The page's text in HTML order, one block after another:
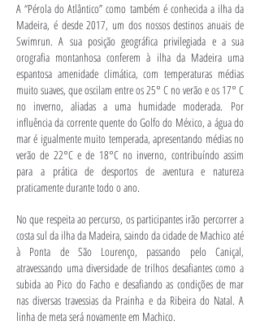
A “Pérola do Atlântico” como também é conhecida a ilha da
Madeira, é desde 2017, um dos nossos destinos anuais de
Swimrun. A sua posição geográfica privilegiada e a sua
orografia montanhosa conferem à ilha da Madeira uma
espantosa amenidade climática, com temperaturas médias
muito suaves, que oscilam entre os 25° C no verão e os 17° C
no inverno, aliadas a uma humidade moderada. Por
influência da corrente quente do Golfo do México, a água do
mar é igualmente muito temperada, apresentando médias no
verão de 22°C e de 18°C no inverno, contribuíndo assim
para a prática de desportos de aventura e natureza
praticamente durante todo o ano.
No que respeita ao percurso, os participantes irão percorrer a
costa sul da ilha da Madeira, saindo da cidade de Machico até
à Ponta de São Lourenço, passando pelo Caniçal,
atravessando uma diversidade de trilhos desafiantes como a
subida ao Pico do Facho e desafiando as condições de mar
nas diversas travessias da Prainha e da Ribeira do Natal. A
linha de meta será novamente em Machico.